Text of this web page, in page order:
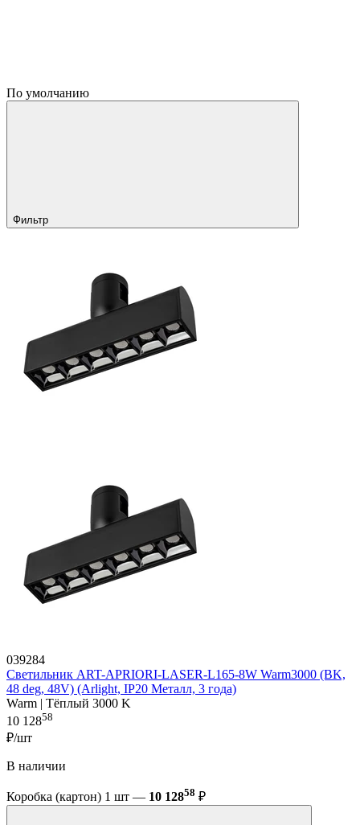
По умолчанию
Фильтр
039284
Светильник ART-APRIORI-LASER-L165-8W Warm3000 (BK,
48 deg, 48V) (Arlight, IP20 Металл, 3 года)
Warm | Тёплый 3000 K
10 12858
₽/шт
В наличии
Коробка (картон) 1 шт — 10 12858 ₽